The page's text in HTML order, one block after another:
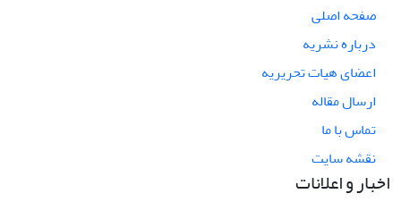
صفحه اصلی
درباره نشریه
اعضای هیات تحریریه
ارسال مقاله
تماس با ما
نقشه سایت
اخبار و اعلانات